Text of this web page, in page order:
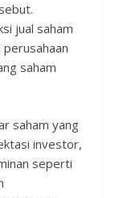
jual saham
saham
saham yang
investor,
seperti